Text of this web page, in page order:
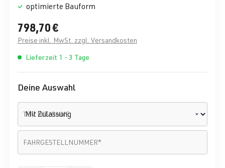
optimierte Bauform
798,70 €
Preise inkl. MwSt. zzgl. Versandkosten
Lieferzeit 1 - 3 Tage
Deine Auswahl
TÜV MIT/OHNE
FAHRGESTELLNUMMER*